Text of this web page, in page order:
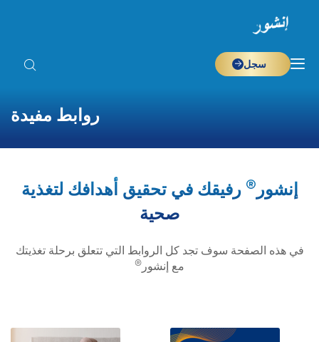
سجل
روابط مفيدة
إنشور ® رفيقك في تحقيق أهدافك لتغذية
صحية
في هذه الصفحة سوف تجد كل الروابط التي تتعلق برحلة تغذيتك
مع إنشور ®